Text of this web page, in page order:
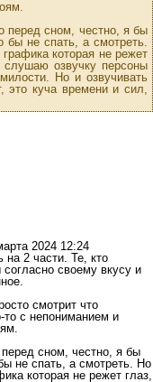
перед сном, честно, я бы
бы не спать, а смотреть.
которая не режет
слушаю озвучку персоны
Но и озвучивать
это куча времени и сил,
2024 12:24
2 части. Те, кто
своему вкусу и
смотрит что
то с непониманием и
сном, честно, я бы
не спать, а смотреть. Но
которая не режет глаз,